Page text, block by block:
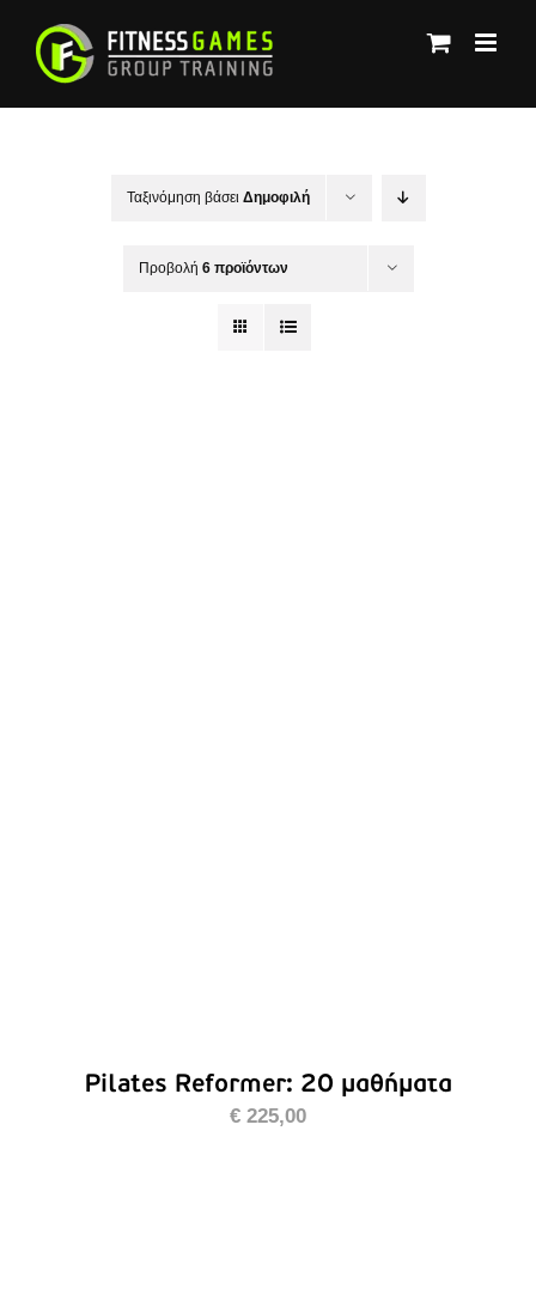
περιεχόμενο
Ταξινόμηση βάσει Δημοφιλή
Προβολή 6 προϊόντων
Pilates Reformer: 20 μαθήματα
€ 225,00